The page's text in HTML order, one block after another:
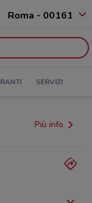
Roma - 00161
SERVIZI
Più info